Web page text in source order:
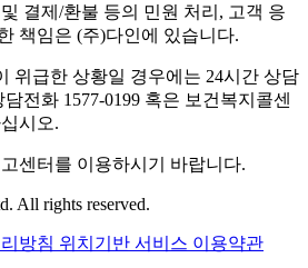
결제/환불 등의 민원 처리, 고객 응
책임은 (주)다인에 있습니다.
위급한 상황일 경우에는 24시간 상담
전화 1577-0199 혹은 보건복지콜센
시오.
센터를 이용하시기 바랍니다.
All rights reserved.
방침 위치기반 서비스 이용약관